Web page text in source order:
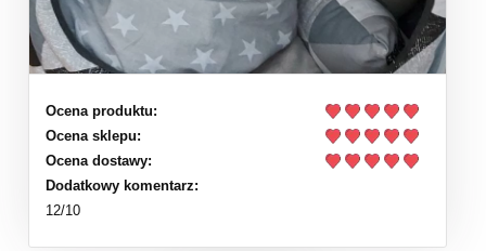
Ocena produktu:
Ocena sklepu:
Ocena dostawy:
Dodatkowy komentarz:
12/10